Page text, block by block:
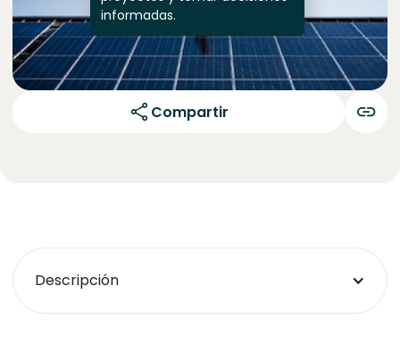
informadas.
Compartir
Descripción